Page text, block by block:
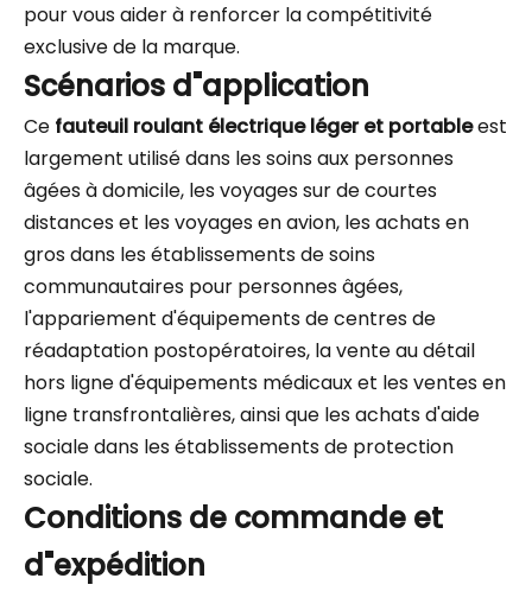
pour vous aider à renforcer la compétitivité
exclusive de la marque.
Scénarios d"application
Ce fauteuil roulant électrique léger et portableest
largement utilisé dans les soins aux personnes
âgées à domicile, les voyages sur de courtes
distances et les voyages en avion, les achats en
gros dans les établissements de soins
communautaires pour personnes âgées,
l'appariement d'équipements de centres de
réadaptation postopératoires, la vente au détail
hors ligne d'équipements médicaux et les ventes en
ligne transfrontalières, ainsi que les achats d'aide
sociale dans les établissements de protection
sociale.
Conditions de commande et
d"expédition